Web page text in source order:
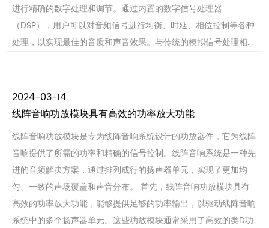
进行精确的数字处理和调节。通过内置的数字信号处理器
（DSP），用户可以对音频信号进行均衡、时延、相位控制等各种
处理，以实现最佳的音质和声音效果。与传统的模拟信号处理相...
2024-03-14
线阵音响功放模块具有高效的功率放大功能
线阵音响功放模块是专为线阵音响系统设计的功放器件，它为线阵
音响提供了所需的功率和精确的信号控制。线阵音响系统是一种先
进的音频解决方案，通过排列成行的扬声器单元，实现了更加均
匀、一致的声场覆盖和声音分布。 首先，线阵音响功放模块具有
高效的功率放大功能，能够提供足够的功率输出，以驱动线阵音响
系统中的多个扬声器单元。这些功放模块通常采用了高效的类D功